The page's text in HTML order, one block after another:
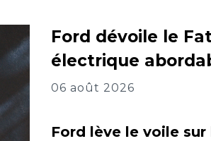
Ford dévoile le
électrique
06 août 2026
Ford lève le voile